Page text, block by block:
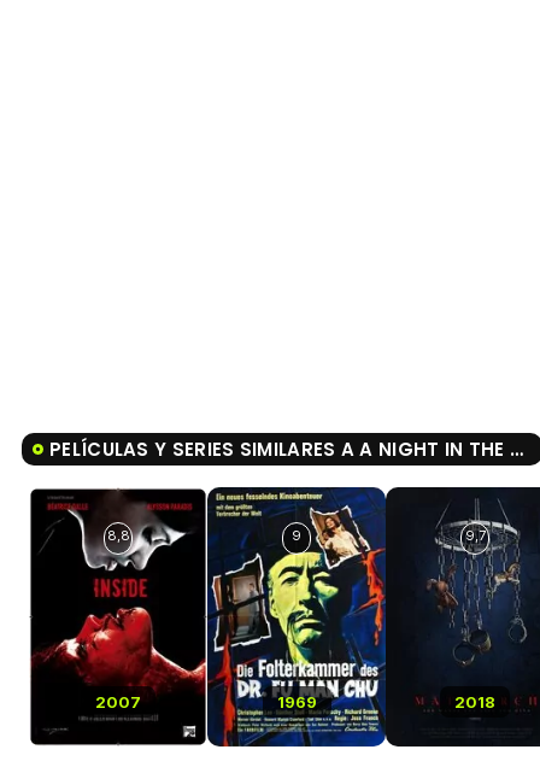
PELÍCULAS Y SERIES SIMILARES A A NIGHT IN THE WOODS
2007
8,8
1969
9
2018
9,7